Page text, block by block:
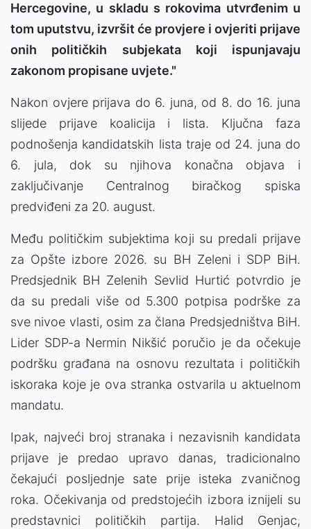
Hercegovine, u skladu s rokovima utvrđenim u
tom uputstvu, izvršit će provjere i ovjeriti prijave
onih političkih subjekata koji ispunjavaju
zakonom propisane uvjete."
Nakon ovjere prijava do 6. juna, od 8. do 16. juna
slijede prijave koalicija i lista. Ključna faza
podnošenja kandidatskih lista traje od 24. juna do
6. jula, dok su njihova konačna objava i
zaključivanje Centralnog biračkog spiska
predviđeni za 20. august.
Među političkim subjektima koji su predali prijave
za Opšte izbore 2026. su BH Zeleni i SDP BiH.
Predsjednik BH Zelenih Sevlid Hurtić potvrdio je
da su predali više od 5.300 potpisa podrške za
sve nivoe vlasti, osim za člana Predsjedništva BiH.
Lider SDP-a Nermin Nikšić poručio je da očekuje
podršku građana na osnovu rezultata i političkih
iskoraka koje je ova stranka ostvarila u aktuelnom
mandatu.
Ipak, najveći broj stranaka i nezavisnih kandidata
prijave je predao upravo danas, tradicionalno
čekajući posljednje sate prije isteka zvaničnog
roka. Očekivanja od predstojećih izbora iznijeli su
predstavnici političkih partija. Halid Genjac,